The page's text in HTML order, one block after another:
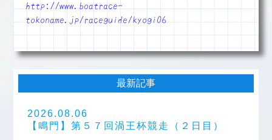
http://www.boatrace-
tokoname.jp/raceguide/kyogi06
最新記事
2026.08.06
【鳴門】第５７回渦王杯競走（２日目）